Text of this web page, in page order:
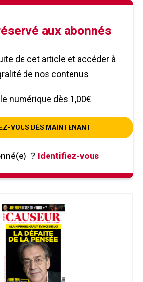
aux abonnés
de cet article et accéder à
de nos contenus
numérique dès 1,00€
VOUS DÈS MAINTENANT
? Identifiez-vous